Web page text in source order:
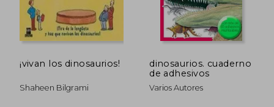
¡vivan los dinosaurios!
Shaheen Bilgrami
dinosaurios. cuaderno
de adhesivos
Varios Autores